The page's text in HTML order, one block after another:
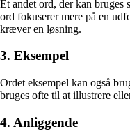
Et andet ord, der kan bruges
ord fokuserer mere på en
kræver en løsning.
3. Eksempel
Ordet eksempel kan også
bruges ofte til at illustrere
4. Anliggende